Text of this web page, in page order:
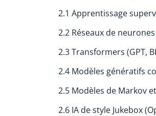
2.1 Apprentissage
2.2 Réseaux de
2.3 Transformers (GPT,
2.4 Modèles génératifs
2.5 Modèles de Markov
2.6 IA de style Jukebox